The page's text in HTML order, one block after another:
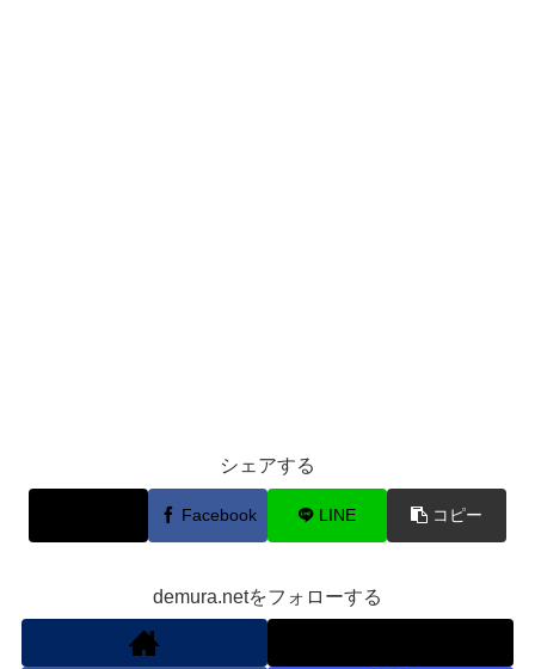
シェアする
Facebook LINE コピー
demura.netをフォローする